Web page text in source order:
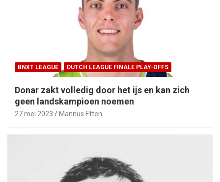
BNXT LEAGUE DUTCH LEAGUE FINALE PLAY-OFFS
Donar zakt volledig door het ijs en kan zich
geen landskampioen noemen
27 mei 2023 Mannus Etten